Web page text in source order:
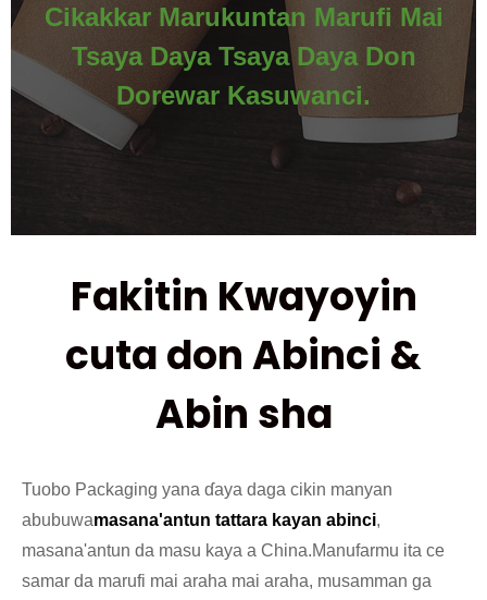
Cikakkar Marukuntan Marufi Mai
Tsaya Daya Tsaya Daya Don
Dorewar Kasuwanci.
Fakitin Kwayoyin
cuta don Abinci &
Abin sha
Tuobo Packaging yana ɗaya daga cikin manyan
abubuwamasana'antun tattara kayan abinci,
masana'antun da masu kaya a China.Manufarmu ita ce
samar da marufi mai araha mai araha, musamman ga